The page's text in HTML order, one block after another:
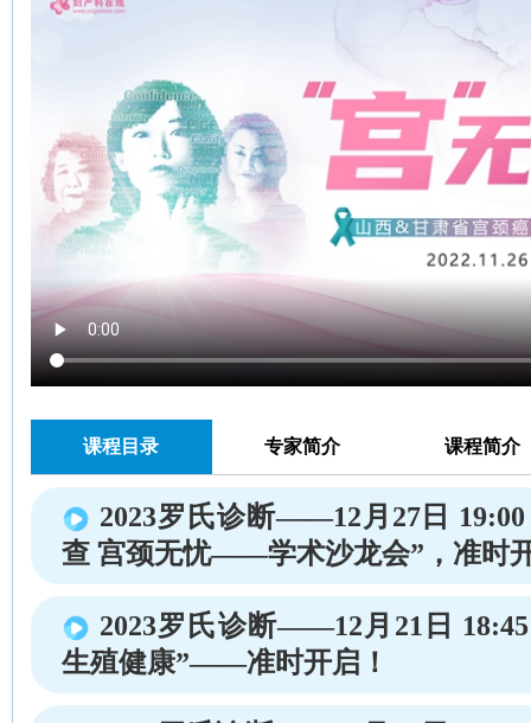
课程目录 专家简介 课程简介
2023罗氏诊断——12月27日 19:00
查 宫颈无忧——学术沙龙会”，准时
2023罗氏诊断——12月21日 18:45
生殖健康”——准时开启！